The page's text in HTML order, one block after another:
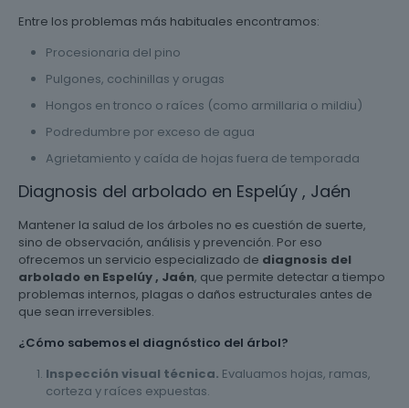
Entre los problemas más habituales encontramos:
Procesionaria del pino
Pulgones, cochinillas y orugas
Hongos en tronco o raíces (como armillaria o mildiu)
Podredumbre por exceso de agua
Agrietamiento y caída de hojas fuera de temporada
Diagnosis del arbolado en Espelúy , Jaén
Mantener la salud de los árboles no es cuestión de suerte,
sino de observación, análisis y prevención. Por eso
ofrecemos un servicio especializado de diagnosis del
arbolado en Espelúy , Jaén, que permite detectar a tiempo
problemas internos, plagas o daños estructurales antes de
que sean irreversibles.
¿Cómo sabemos el diagnóstico del árbol?
Inspección visual técnica. Evaluamos hojas, ramas,
corteza y raíces expuestas.